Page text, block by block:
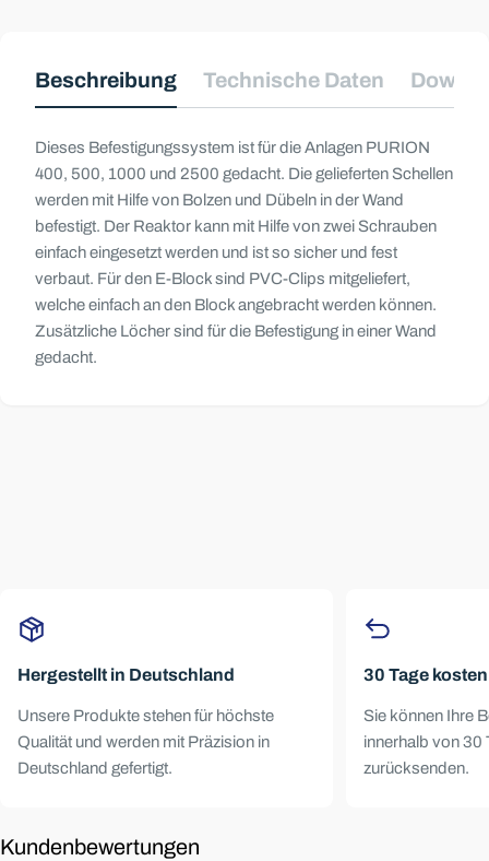
Name
Ihre
Mail
Ihr
Ihre
Nachricht
Die mit * gekennzeichneten Felder sind Pflichtfelder.
Beschreibung Technische Daten
Dieses Befestigungssystem ist für die Anlagen PURION
400, 500, 1000 und 2500 gedacht. Die gelieferten Schellen
werden mit Hilfe von Bolzen und Dübeln in der Wand
befestigt. Der Reaktor kann mit Hilfe von zwei Schrauben
einfach eingesetzt werden und ist so sicher und fest
verbaut. Für den E-Block sind PVC-Clips mitgeliefert,
welche einfach an den Block angebracht werden können.
Zusätzliche Löcher sind für die Befestigung in einer Wand
gedacht.
Hergestellt in Deutschland
Unsere Produkte stehen für höchste
Qualität und werden mit Präzision in
Deutschland gefertigt.
30 Tage
Sie können Ihre
innerhalb von 30
zurücksenden.
Kundenbewertungen
Name
Ihre
Mail
Ihr
Ihre
Nachricht
Die mit * gekennzeichneten Felder sind Pflichtfelder.